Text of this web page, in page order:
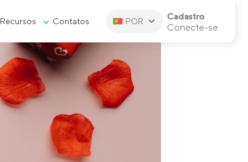
Recursos Contatos POR Cadastro
Conecte-se